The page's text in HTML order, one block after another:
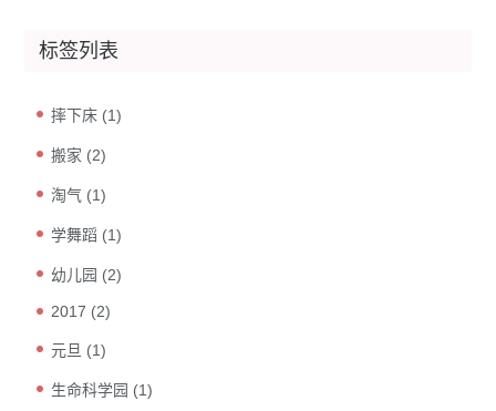
标签列表
摔下床 (1)
搬家 (2)
淘气 (1)
学舞蹈 (1)
幼儿园 (2)
2017 (2)
元旦 (1)
生命科学园 (1)